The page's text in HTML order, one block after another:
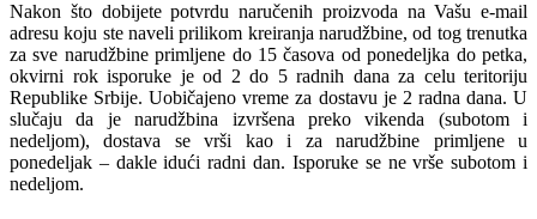
Nakon što dobijete potvrdu naručenih proizvoda na Vašu e-mail
adresu koju ste naveli prilikom kreiranja narudžbine, od tog trenutka
za sve narudžbine primljene do 15 časova od ponedeljka do petka,
okvirni rok isporuke je od 2 do 5 radnih dana za celu teritoriju
Republike Srbije. Uobičajeno vreme za dostavu je 2 radna dana. U
slučaju da je narudžbina izvršena preko vikenda (subotom i
nedeljom), dostava se vrši kao i za narudžbine primljene u
ponedeljak – dakle idući radni dan. Isporuke se ne vrše subotom i
nedeljom.